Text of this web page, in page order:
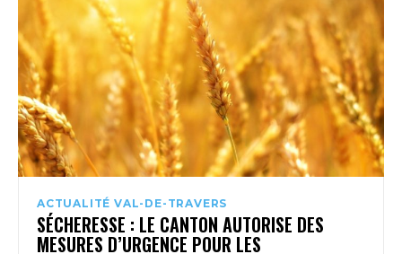
ACTUALITÉ VAL-DE-TRAVERS
SÉCHERESSE : LE CANTON AUTORISE DES
MESURES D’URGENCE POUR LES